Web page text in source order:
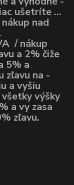
ušetríte ...
nad
/ nákup
a 2% čiže
5% a
zľavu na -
a vyšiu
výšky
a vy zasa
zľavu.